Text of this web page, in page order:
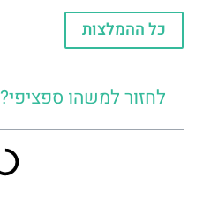
כל ההמלצות
לחזור למשהו ספציפי?